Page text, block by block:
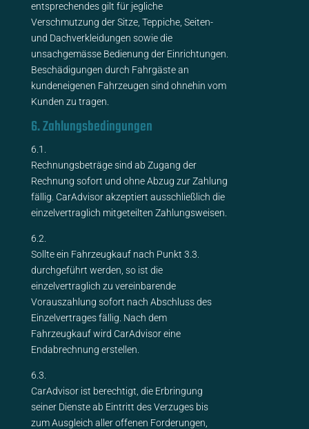
entsprechendes gilt für jegliche
Verschmutzung der Sitze, Teppiche, Seiten-
und Dachverkleidungen sowie die
unsachgemässe Bedienung der Einrichtungen.
Beschädigungen durch Fahrgäste an
kundeneigenen Fahrzeugen sind ohnehin vom
Kunden zu tragen.
6. Zahlungsbedingungen
6.1.
Rechnungsbeträge sind ab Zugang der
Rechnung sofort und ohne Abzug zur Zahlung
fällig. CarAdvisor akzeptiert ausschließlich die
einzelvertraglich mitgeteilten Zahlungsweisen.
6.2.
Sollte ein Fahrzeugkauf nach Punkt 3.3.
durchgeführt werden, so ist die
einzelvertraglich zu vereinbarende
Vorauszahlung sofort nach Abschluss des
Einzelvertrages fällig. Nach dem
Fahrzeugkauf wird CarAdvisor eine
Endabrechnung erstellen.
6.3.
CarAdvisor ist berechtigt, die Erbringung
seiner Dienste ab Eintritt des Verzuges bis
zum Ausgleich aller offenen Forderungen,